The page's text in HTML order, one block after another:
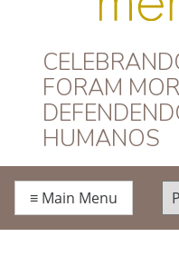
HRD
FORAM
HUMANOS
≡ Main Menu